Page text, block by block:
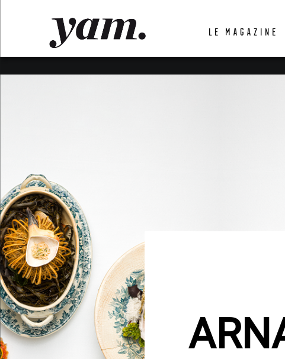
LE MAGAZINE